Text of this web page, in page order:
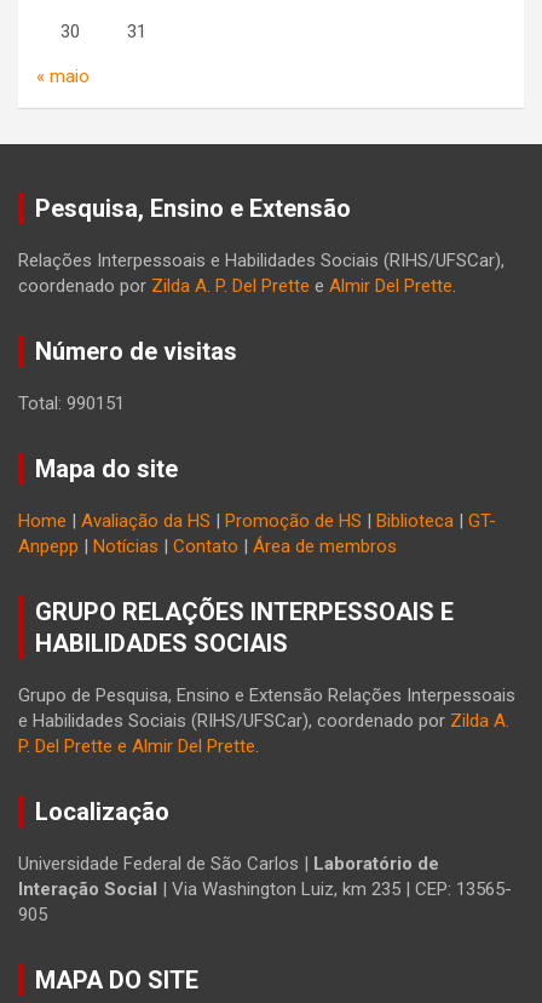
30 31
« maio
Pesquisa, Ensino e Extensão
Relações Interpessoais e Habilidades Sociais (RIHS/UFSCar),
coordenado por Zilda A. P. Del Prette e Almir Del Prette.
Número de visitas
Total: 990151
Mapa do site
Home Avaliação da HS Promoção de HS Biblioteca
GT-
Anpepp
Notícias Contato Área de membros
GRUPO RELAÇÕES INTERPESSOAIS E
HABILIDADES SOCIAIS
Grupo de Pesquisa, Ensino e Extensão Relações Interpessoais
e Habilidades Sociais (RIHS/UFSCar), coordenado por Zilda A.
P. Del Prette e Almir Del Prette.
Localização
Universidade Federal de São Carlos |
Laboratório de
Interação Social
| Via Washington Luiz, km 235 | CEP: 13565-
905
MAPA DO SITE